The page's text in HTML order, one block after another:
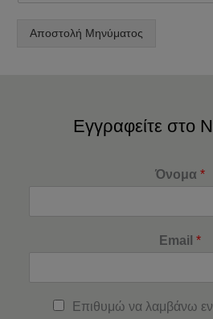
Αποστολή Μηνύματος
Εγγραφείτε στο
Όνομα *
Email *
Επιθυμώ να λαμβάνω